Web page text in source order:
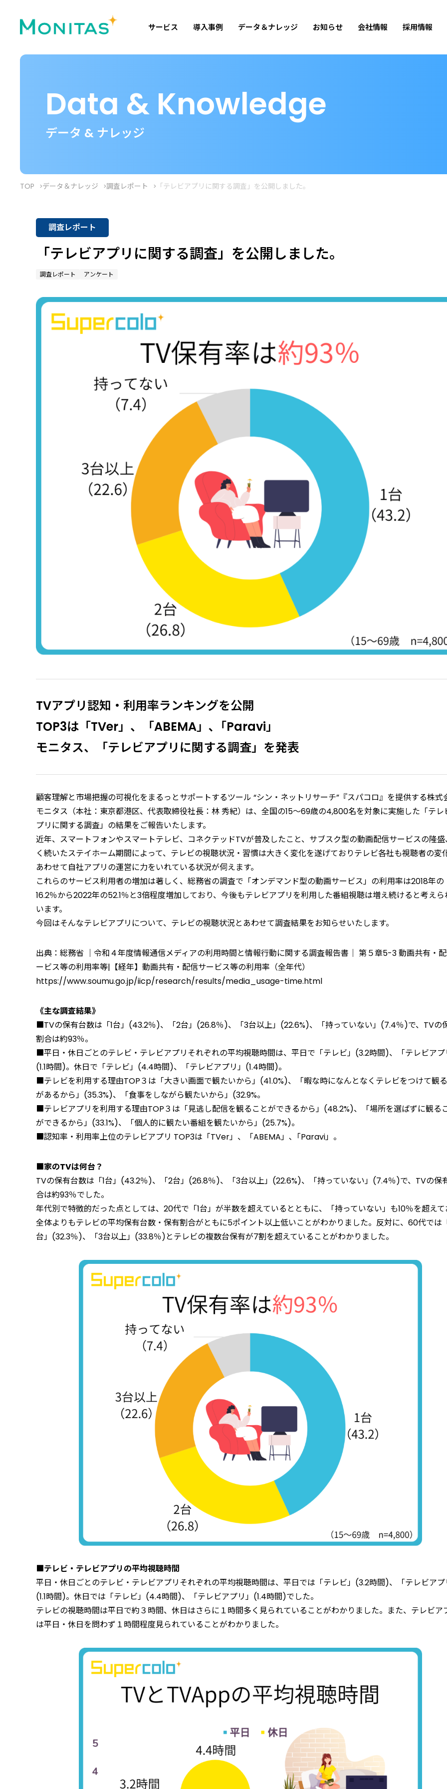
サービス 導入事例 データ＆ナレッジ お知らせ 会社情報 採用情報
Data & Knowledge
データ & ナレッジ
TOP データ＆ナレッジ 調査レポート 「テレビアプリに関する調査」を公開しました。
調査レポート
「テレビアプリに関する調査」を公開しました。
調査レポート アンケート
TVアプリ認知・利用率ランキングを公開
TOP3は「TVer」、「ABEMA」､「Paravi」
モニタス、「テレビアプリに関する調査」を発表
顧客理解と市場把握の可視化をまるっとサポートするツール “シン・ネットリサーチ”『スパコロ』を提供する株式
モニタス（本社：東京都港区、代表取締役社長：林 秀紀）は、全国の15～69歳の4,800名を対象に実施した「テレ
プリに関する調査」の結果をご報告いたします。
近年、スマートフォンやスマートテレビ、コネクテッドTVが普及したこと、サブスク型の動画配信サービスの隆
く続いたステイホーム期間によって、テレビの視聴状況・習慣は大きく変化を遂げておりテレビ各社も視聴者の変
あわせて自社アプリの運営に力をいれている状況が伺えます。
これらのサービス利用者の増加は著しく、総務省の調査で「オンデマンド型の動画サービス」の利用率は2018年の
16.2％から2022年の52.1％と3倍程度増加しており、今後もテレビアプリを利用した番組視聴は増え続けると考えら
います。
今回はそんなテレビアプリについて、テレビの視聴状況とあわせて調査結果をお知らせいたします。
出典：総務省 ｜令和４年度情報通信メディアの利用時間と情報行動に関する調査報告書｜ 第５章5-3 動画共有・
ービス等の利用率等|【経年】動画共有・配信サービス等の利用率（全年代）
https://www.soumu.go.jp/iicp/research/results/media_usage-time.html
《主な調査結果》
■TVの保有台数は「1台」(43.2％)、「2台」(26.8％)、「3台以上」(22.6%)、「持っていない」(7.4％)で、TVの
割合は約93％。
■平日・休日ごとのテレビ・テレビアプリそれぞれの平均視聴時間は、平日で「テレビ」(3.2時間)、「テレビアプ
(1.1時間)。休日で「テレビ」(4.4時間)、「テレビアプリ」(1.4時間)。
■テレビを利用する理由TOP３は「大きい画面で観たいから」(41.0%)、「暇な時になんとなくテレビをつけて観
があるから」(35.3%)、「食事をしながら観たいから」(32.9%。
■テレビアプリを利用する理由TOP３は「見逃し配信を観ることができるから」(48.2%)、「場所を選ばずに観る
ができるから」(33.1%)、「個人的に観たい番組を観たいから」(25.7%)。
■認知率・利用率上位のテレビアプリ TOP3は「TVer」、「ABEMA」､「Paravi」。
■家のTVは何台？
TVの保有台数は「1台」(43.2％)、「2台」(26.8％)、「3台以上」(22.6%)、「持っていない」(7.4％)で、TVの保
合は約93％でした。
年代別で特徴的だった点としては、20代で「1台」が半数を超えているとともに、「持っていない」も10％を超えて
全体よりもテレビの平均保有台数・保有割合がともに5ポイント以上低いことがわかりました。反対に、60代では
台」(32.3％)、「3台以上」(33.8％)とテレビの複数台保有が7割を超えていることがわかりました。
■テレビ・テレビアプリの平均視聴時間
平日・休日ごとのテレビ・テレビアプリそれぞれの平均視聴時間は、平日では「テレビ」(3.2時間)、「テレビアプ
(1.1時間)。休日では「テレビ」(4.4時間)、「テレビアプリ」(1.4時間)でした。
テレビの視聴時間は平日で約３時間、休日はさらに１時間多く見られていることがわかりました。また、テレビア
は平日・休日を問わず１時間程度見られていることがわかりました。